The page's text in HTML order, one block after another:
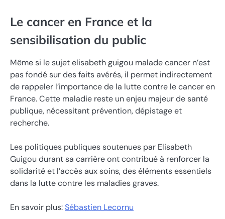
Le cancer en France et la
sensibilisation du public
Même si le sujet elisabeth guigou malade cancer n’est
pas fondé sur des faits avérés, il permet indirectement
de rappeler l’importance de la lutte contre le cancer en
France. Cette maladie reste un enjeu majeur de santé
publique, nécessitant prévention, dépistage et
recherche.
Les politiques publiques soutenues par Elisabeth
Guigou durant sa carrière ont contribué à renforcer la
solidarité et l’accès aux soins, des éléments essentiels
dans la lutte contre les maladies graves.
En savoir plus:Sébastien Lecornu